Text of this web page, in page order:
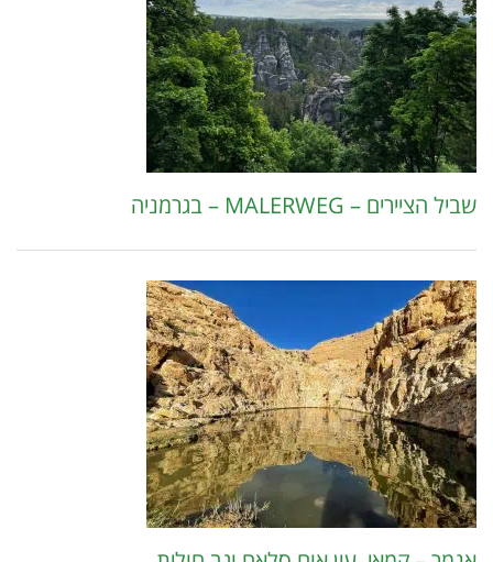
שביל הציירים – MALERWEG – בגרמניה